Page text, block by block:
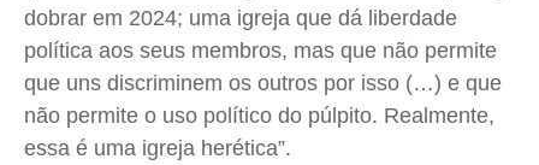
dobrar em 2024; uma igreja que dá liberdade
política aos seus membros, mas que não permite
que uns discriminem os outros por isso (…) e que
não permite o uso político do púlpito. Realmente,
essa é uma igreja herética”.